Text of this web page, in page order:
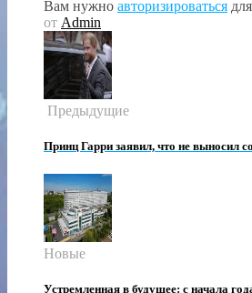
Вам нужно авторизироваться
от Admin
Предыдущие
Принц Гарри заявил, что не выносил
Новые
Устремленная в будущее: с начала